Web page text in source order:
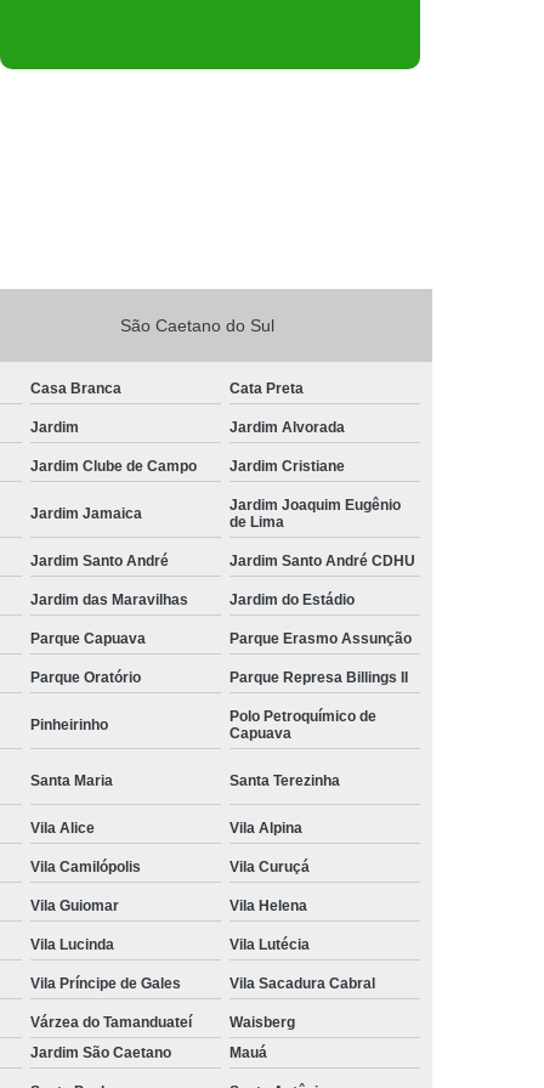
São Caetano do Sul
Casa Branca Cata Preta
Jardim Jardim Alvorada
Jardim Clube de Campo Jardim Cristiane
Jardim Jamaica
Jardim Joaquim Eugênio
de Lima
Jardim Santo André Jardim Santo André CDHU
Jardim das Maravilhas Jardim do Estádio
Parque Capuava Parque Erasmo Assunção
Parque Oratório Parque Represa Billings II
Pinheirinho
Polo Petroquímico de
Capuava
Santa Maria Santa Terezinha
Vila Alice Vila Alpina
Vila Camilópolis Vila Curuçá
Vila Guiomar Vila Helena
Vila Lucinda Vila Lutécia
Vila Príncipe de Gales Vila Sacadura Cabral
Várzea do Tamanduateí
Waisberg
Jardim São Caetano Mauá